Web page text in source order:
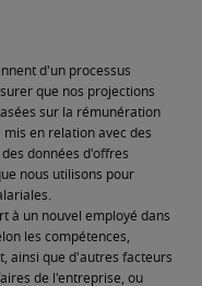
d'un processus
que nos projections
sur la rémunération
en relation avec des
données d'offres
nous utilisons pour
à un nouvel employé dans
les compétences,
ainsi que d'autres facteurs
de l'entreprise, ou